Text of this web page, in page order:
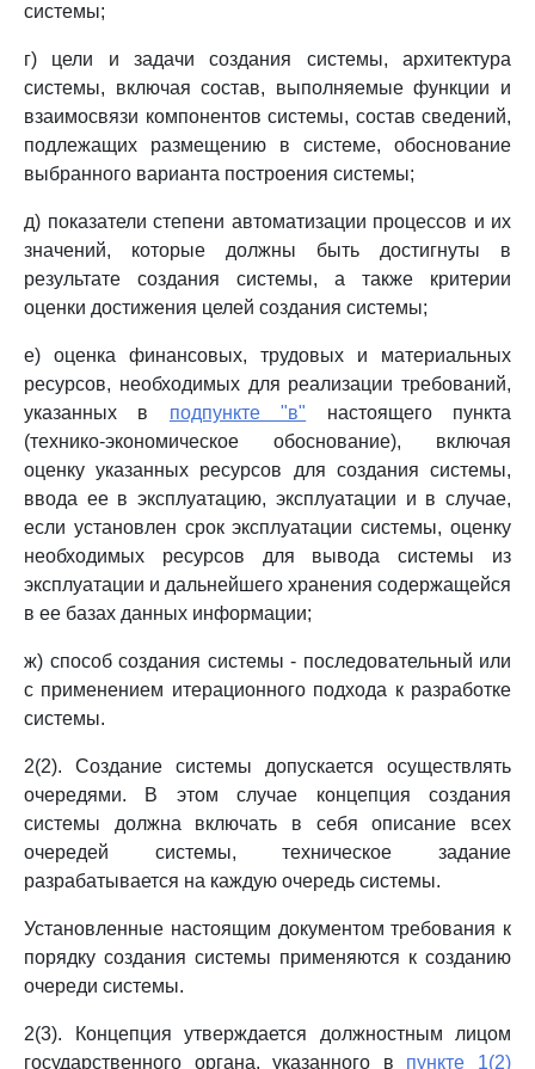
системы;
г) цели и задачи создания системы, архитектура
системы, включая состав, выполняемые функции и
взаимосвязи компонентов системы, состав сведений,
подлежащих размещению в системе, обоснование
выбранного варианта построения системы;
д) показатели степени автоматизации процессов и их
значений, которые должны быть достигнуты в
результате создания системы, а также критерии
оценки достижения целей создания системы;
е) оценка финансовых, трудовых и материальных
ресурсов, необходимых для реализации требований,
указанных в подпункте "в" настоящего пункта
(технико-экономическое обоснование), включая
оценку указанных ресурсов для создания системы,
ввода ее в эксплуатацию, эксплуатации и в случае,
если установлен срок эксплуатации системы, оценку
необходимых ресурсов для вывода системы из
эксплуатации и дальнейшего хранения содержащейся
в ее базах данных информации;
ж) способ создания системы - последовательный или
с применением итерационного подхода к разработке
системы.
2(2). Создание системы допускается осуществлять
очередями. В этом случае концепция создания
системы должна включать в себя описание всех
очередей системы, техническое задание
разрабатывается на каждую очередь системы.
Установленные настоящим документом требования к
порядку создания системы применяются к созданию
очереди системы.
2(3). Концепция утверждается должностным лицом
государственного органа, указанного в пункте 1(2)